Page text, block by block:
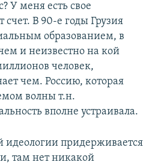
У меня есть свое
счет. В 90-е годы Грузия
образованием, в
и неизвестно на кой
человек,
чем. Россию, которая
волны т.н.
вполне устраивала.
идеологии придерживается
там нет никакой